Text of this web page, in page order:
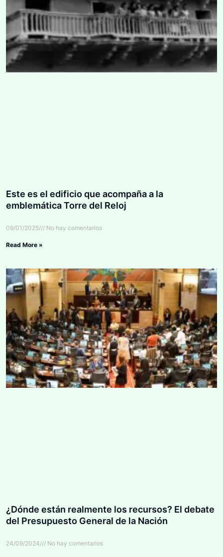
Este es el edificio que acompaña a la
emblemática Torre del Reloj
09/01/2025 No hay comentarios
Read More »
¿Dónde están realmente los recursos? El debate
del Presupuesto General de la Nación
24/09/2024 No hay comentarios